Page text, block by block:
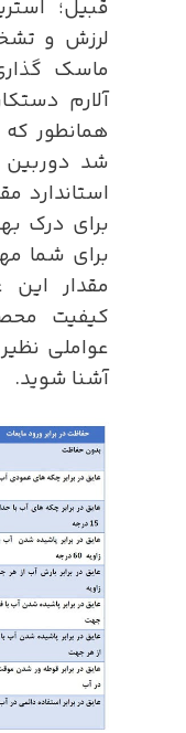
قبیل؛
لرزش و
ماسک
آلارم
همانطور
شد دوربین
برای درک
برای شما
مقدار این
کیفیت
عواملی
آشنا شوید.